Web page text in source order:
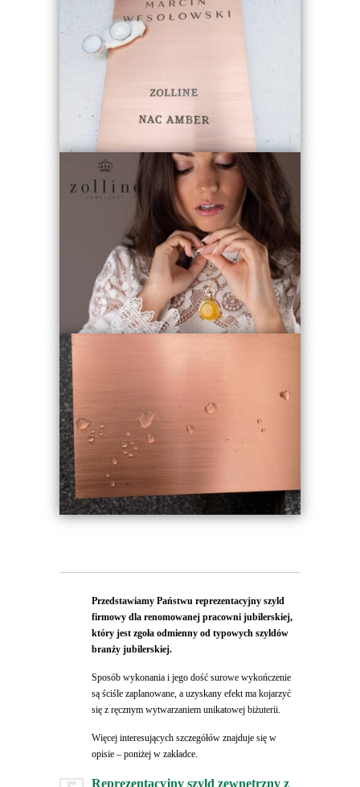
Przedstawiamy Państwu reprezentacyjny szyld
firmowy dla renomowanej pracowni jubilerskiej,
który jest zgoła odmienny od typowych szyldów
branży jubilerskiej.
Sposób wykonania i jego dość surowe wykończenie
są ściśle zaplanowane, a uzyskany efekt ma kojarzyć
się z ręcznym wytwarzaniem unikatowej biżuterii.
Więcej interesujących szczegółów znajduje się w
opisie – poniżej w zakładce.
Reprezentacyjny szyld zewnętrzny z